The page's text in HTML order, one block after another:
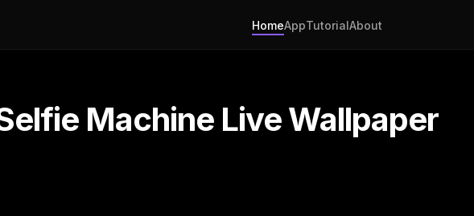
HomeAppTutorialAbout
Machine Live Wallpaper